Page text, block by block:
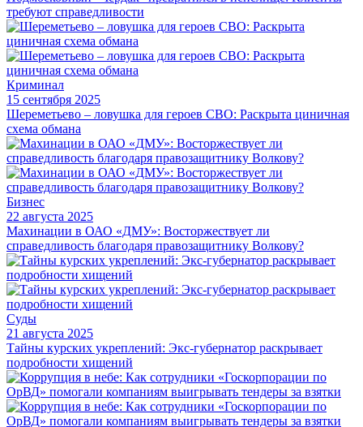
требуют справедливости
Криминал
15 сентября 2025
Шереметьево – ловушка для героев СВО: Раскрыта циничная
схема обмана
Бизнес
22 августа 2025
Махинации в ОАО «ДМУ»: Восторжествует ли
справедливость благодаря правозащитнику Волкову?
Суды
21 августа 2025
Тайны курских укреплений: Экс-губернатор раскрывает
подробности хищений